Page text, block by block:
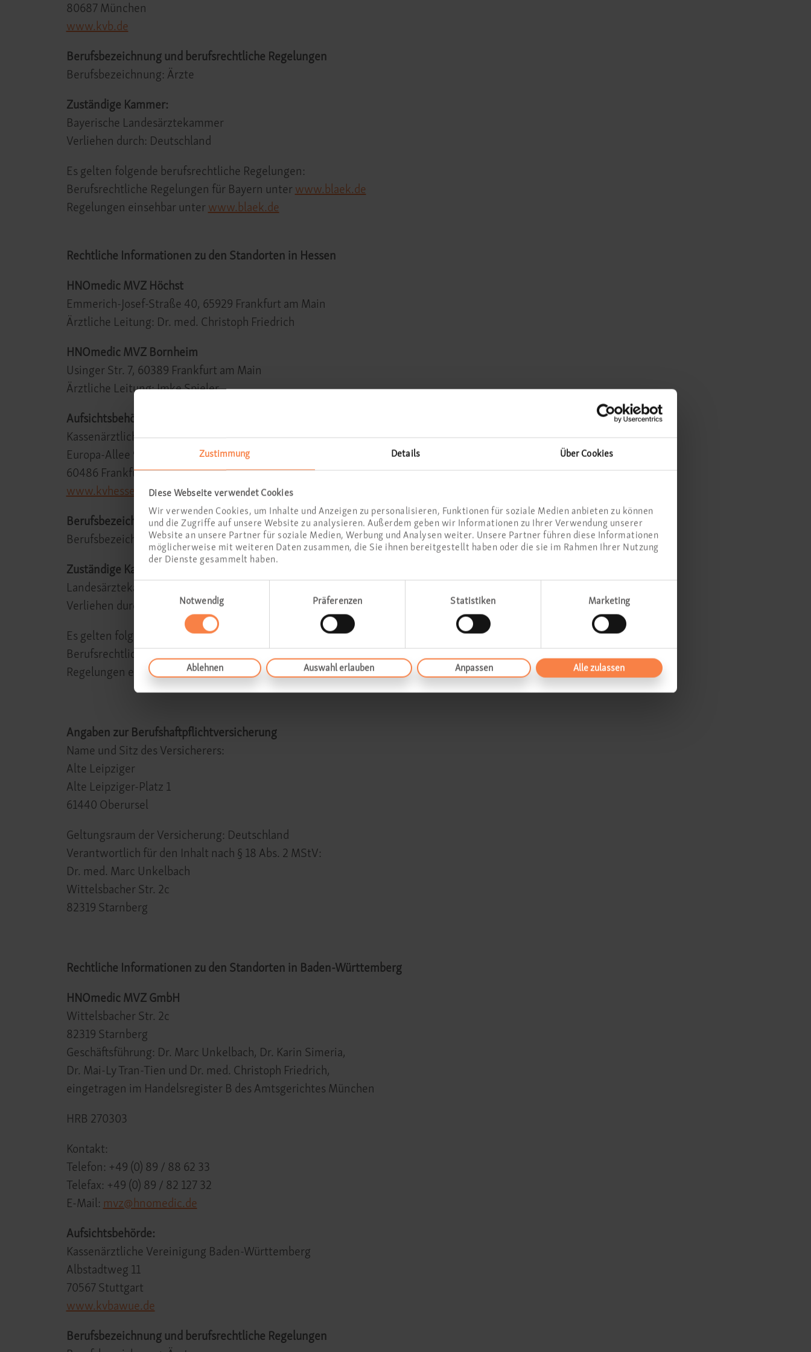
Zustimmung Details Über Cookies
Diese Webseite verwendet Cookies
Wir verwenden Cookies, um Inhalte und Anzeigen zu personalisieren, Funktionen für soziale Medien anbieten zu können
und die Zugriffe auf unsere Website zu analysieren. Außerdem geben wir Informationen zu Ihrer Verwendung unserer
Website an unsere Partner für soziale Medien, Werbung und Analysen weiter. Unsere Partner führen diese Informationen
möglicherweise mit weiteren Daten zusammen, die Sie ihnen bereitgestellt haben oder die sie im Rahmen Ihrer Nutzung
der Dienste gesammelt haben.
Notwendig
Präferenzen Statistiken Marketing
Ablehnen Auswahl erlauben Anpassen Alle zulassen
80687 München
www.kvb.de
Berufsbezeichnung und berufsrechtliche Regelungen
Berufsbezeichnung: Ärzte
Zuständige Kammer:
Bayerische Landesärztekammer
Verliehen durch: Deutschland
Es gelten folgende berufsrechtliche Regelungen:
Berufsrechtliche Regelungen für Bayern unterwww.blaek.de
Regelungen einsehbar unterwww.blaek.de
Rechtliche Informationen zu den Standorten in Hessen
HNOmedic MVZ Höchst
Emmerich-Josef-Straße 40, 65929 Frankfurt am Main
Ärztliche Leitung: Dr. med. Christoph Friedrich
HNOmedic MVZ Bornheim
Usinger Str. 7, 60389 Frankfurt am Main
Ärztliche Leitung: Imke Spieler
Aufsichtsbehörde:
Kassenärztliche Vereinigung Hessen
Europa-Allee 90
60486 Frankfurt am Main
www.kvhessen.de
Berufsbezeichnung und berufsrechtliche Regelungen
Berufsbezeichnung: Ärzte
Zuständige Kammer:
Landesärztekammer Hessen
Verliehen durch: Deutschland
Es gelten folgende berufsrechtliche Regelungen:
Berufsrechtliche Regelungen für Standort Frankfurt unterwww.laekh.de
Regelungen einsehbar unterwww.laekh.de
Angaben zur Berufshaftpflichtversicherung
Name und Sitz des Versicherers:
Alte Leipziger
Alte Leipziger-Platz 1
61440 Oberursel
Geltungsraum der Versicherung: Deutschland
Verantwortlich für den Inhalt nach § 18 Abs. 2 MStV:
Dr. med. Marc Unkelbach
Wittelsbacher Str. 2c
82319 Starnberg
Rechtliche Informationen zu den Standorten in Baden-Württemberg
HNOmedic MVZ GmbH
Wittelsbacher Str. 2c
82319 Starnberg
Geschäftsführung: Dr. Marc Unkelbach, Dr. Karin Simeria,
Dr. Mai-Ly Tran-Tien und Dr. med. Christoph Friedrich,
eingetragen im Handelsregister B des Amtsgerichtes München
HRB 270303
Kontakt:
Telefon: +49 (0) 89 / 88 62 33
Telefax: +49 (0) 89 / 82 127 32
E-Mail: mvz@hnomedic.de
Aufsichtsbehörde:
Kassenärztliche Vereinigung Baden-Württemberg
Albstadtweg 11
70567 Stuttgart
www.kvbawue.de
Berufsbezeichnung und berufsrechtliche Regelungen